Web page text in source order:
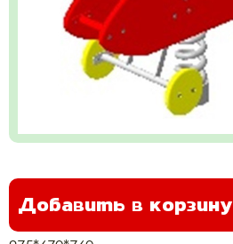
Добавить в корзину